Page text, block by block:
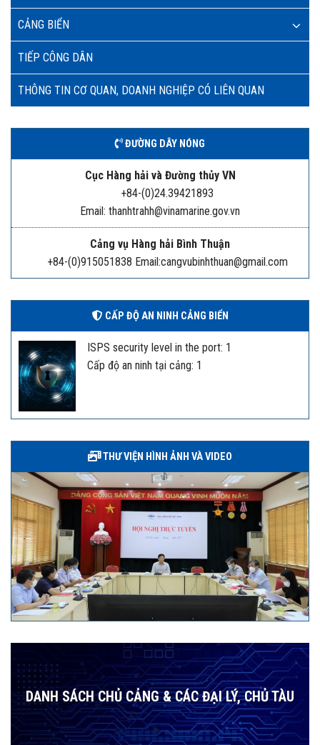
CẢNG BIỂN
TIẾP CÔNG DÂN
THÔNG TIN CƠ QUAN, DOANH NGHIỆP CÓ LIÊN QUAN
ĐƯỜNG DÂY NÓNG
Cục Hàng hải và Đường thủy VN
+84-(0)24.39421893
Email: thanhtrahh@vinamarine.gov.vn
Cảng vụ Hàng hải Bình Thuận
+84-(0)915051838 Email:cangvubinhthuan@gmail.com
CẤP ĐỘ AN NINH CẢNG BIỂN
ISPS security level in the port: 1
Cấp độ an ninh tại cảng: 1
THƯ VIỆN HÌNH ẢNH VÀ VIDEO
DANH SÁCH CHỦ CẢNG & CÁC ĐẠI LÝ, CHỦ TÀU